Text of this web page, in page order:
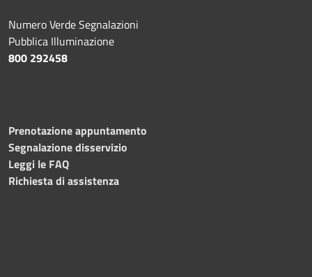
Numero Verde Segnalazioni
Pubblica Illuminazione
800 292458
Prenotazione appuntamento
Segnalazione disservizio
Leggi le FAQ
Richiesta di assistenza